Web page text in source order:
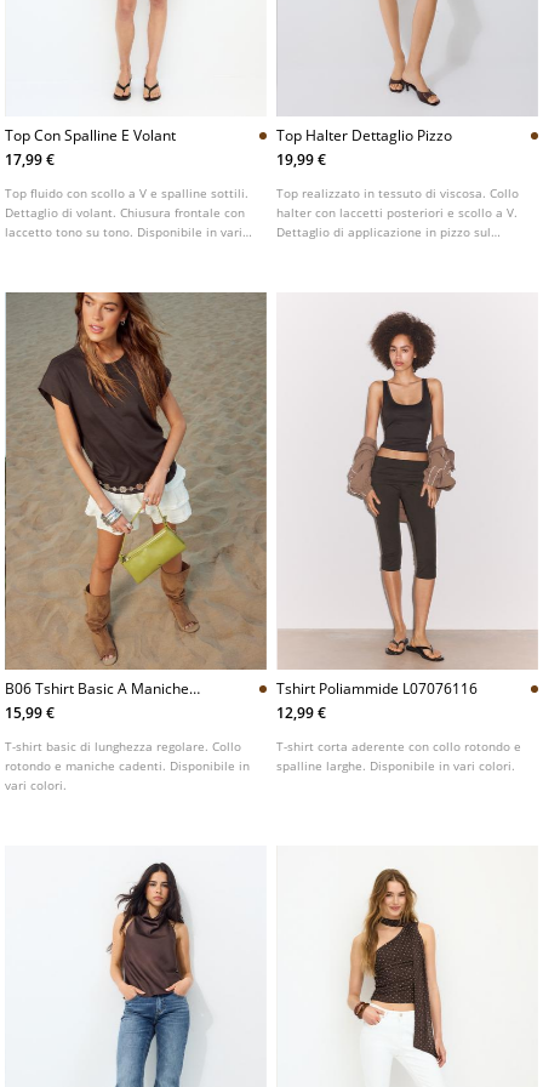
Top Con Spalline E Volant
17,99 €
Top fluido con scollo a V e spalline sottili.
Dettaglio di volant. Chiusura frontale con
laccetto tono su tono. Disponibile in vari
Top Halter Dettaglio Pizzo
19,99 €
Top realizzato in tessuto di viscosa. Collo
halter con laccetti posteriori e scollo a V.
Dettaglio di applicazione in pizzo sul
B06 Tshirt Basic A Maniche
Cadenti
15,99 €
T-shirt basic di lunghezza regolare. Collo
rotondo e maniche cadenti. Disponibile in
vari colori.
Tshirt Poliammide L07076116
12,99 €
T-shirt corta aderente con collo rotondo e
spalline larghe. Disponibile in vari colori.